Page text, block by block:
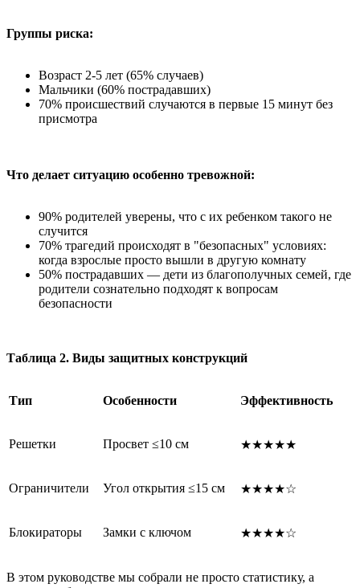
Группы риска:
Возраст 2-5 лет (65% случаев)
Мальчики (60% пострадавших)
70% происшествий случаются в первые 15 минут без
присмотра
Что делает ситуацию особенно тревожной:
90% родителей уверены, что с их ребенком такого не
случится
70% трагедий происходят в "безопасных" условиях:
когда взрослые просто вышли в другую комнату
50% пострадавших — дети из благополучных семей, где
родители сознательно подходят к вопросам
безопасности
Таблица 2. Виды защитных конструкций
Тип Особенности Эффективность
Решетки Просвет ≤10 см ★★★★★
Ограничители Угол открытия ≤15 см ★★★★☆
Блокираторы Замки с ключом ★★★★☆
В этом руководстве мы собрали не просто статистику, а